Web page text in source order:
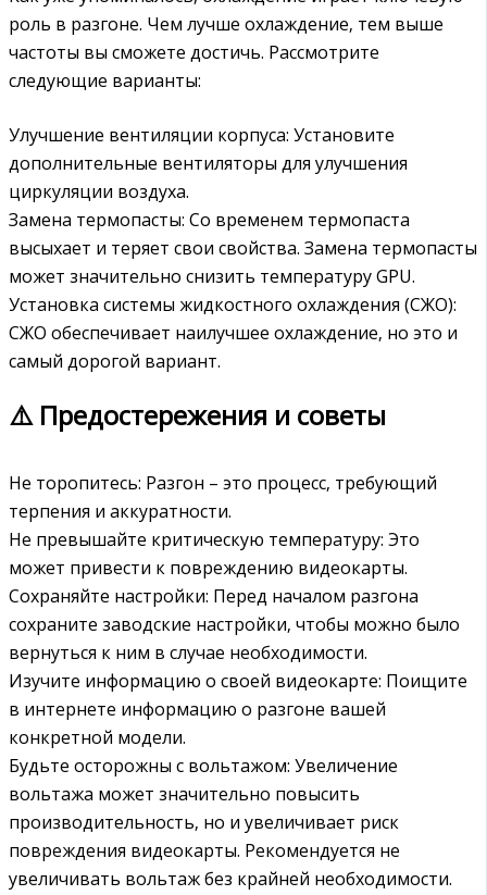
роль в разгоне. Чем лучше охлаждение‚ тем выше
частоты вы сможете достичь. Рассмотрите
следующие варианты:
Улучшение вентиляции корпуса: Установите
дополнительные вентиляторы для улучшения
циркуляции воздуха.
Замена термопасты: Со временем термопаста
высыхает и теряет свои свойства. Замена термопасты
может значительно снизить температуру GPU.
Установка системы жидкостного охлаждения (СЖО):
СЖО обеспечивает наилучшее охлаждение‚ но это и
самый дорогой вариант.
⚠️ Предостережения и советы
Не торопитесь: Разгон – это процесс‚ требующий
терпения и аккуратности.
Не превышайте критическую температуру: Это
может привести к повреждению видеокарты.
Сохраняйте настройки: Перед началом разгона
сохраните заводские настройки‚ чтобы можно было
вернуться к ним в случае необходимости.
Изучите информацию о своей видеокарте: Поищите
в интернете информацию о разгоне вашей
конкретной модели.
Будьте осторожны с вольтажом: Увеличение
вольтажа может значительно повысить
производительность‚ но и увеличивает риск
повреждения видеокарты. Рекомендуется не
увеличивать вольтаж без крайней необходимости.